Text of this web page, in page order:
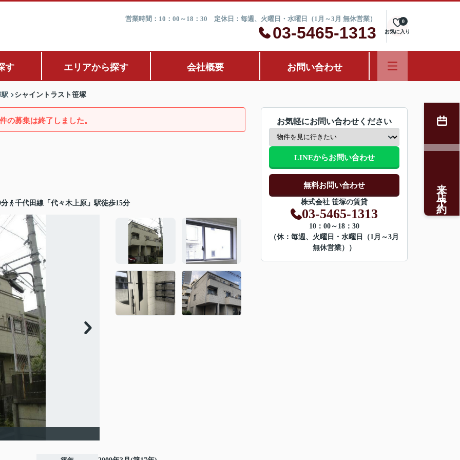
営業時間：10：00～18：30 定休日：毎週、火曜日・水曜日（1月～3月 無休営業）
03-5465-1313 お気に入り
0
す エリアから探す 会社概要 お問い合わせ
駅 シャイントラスト笹塚
の募集は終了しました。
千代田線「代々木上原」駅徒歩15分
お気軽にお問い合わせください
LINEからお問い合わせ
無料お問い合わせ
株式会社 笹塚の賃貸
03-5465-1313
10：00～18：30
（休：毎週、火曜日・水曜日（1月～3月
無休営業））
来店予約